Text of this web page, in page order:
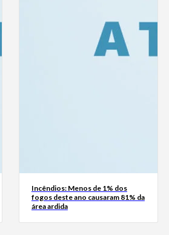
Incêndios: Menos de 1% dos
fogos deste ano causaram 81% da
área ardida